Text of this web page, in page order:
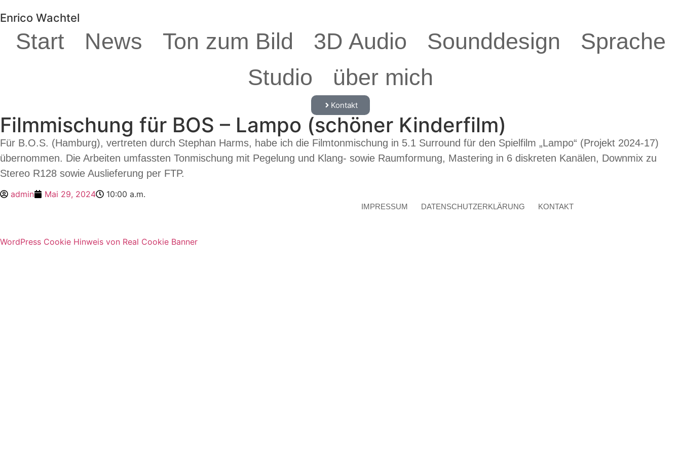
Enrico Wachtel
Start News Ton zum Bild 3D Audio Sounddesign
Sprache
Studio
über mich
Kontakt
Filmmischung für BOS – Lampo (schöner Kinderfilm)
Für B.O.S. (Hamburg), vertreten durch Stephan Harms, habe ich die Filmtonmischung in 5.1 Surround für den Spielfilm „Lampo“ (Projekt 2024-17)
übernommen. Die Arbeiten umfassten Tonmischung mit Pegelung und Klang- sowie Raumformung, Mastering in 6 diskreten Kanälen, Downmix zu
Stereo R128 sowie Auslieferung per FTP.
admin Mai 29, 2024 10:00 a.m.
IMPRESSUM DATENSCHUTZERKLÄRUNG KONTAKT
WordPress Cookie Hinweis von Real Cookie Banner